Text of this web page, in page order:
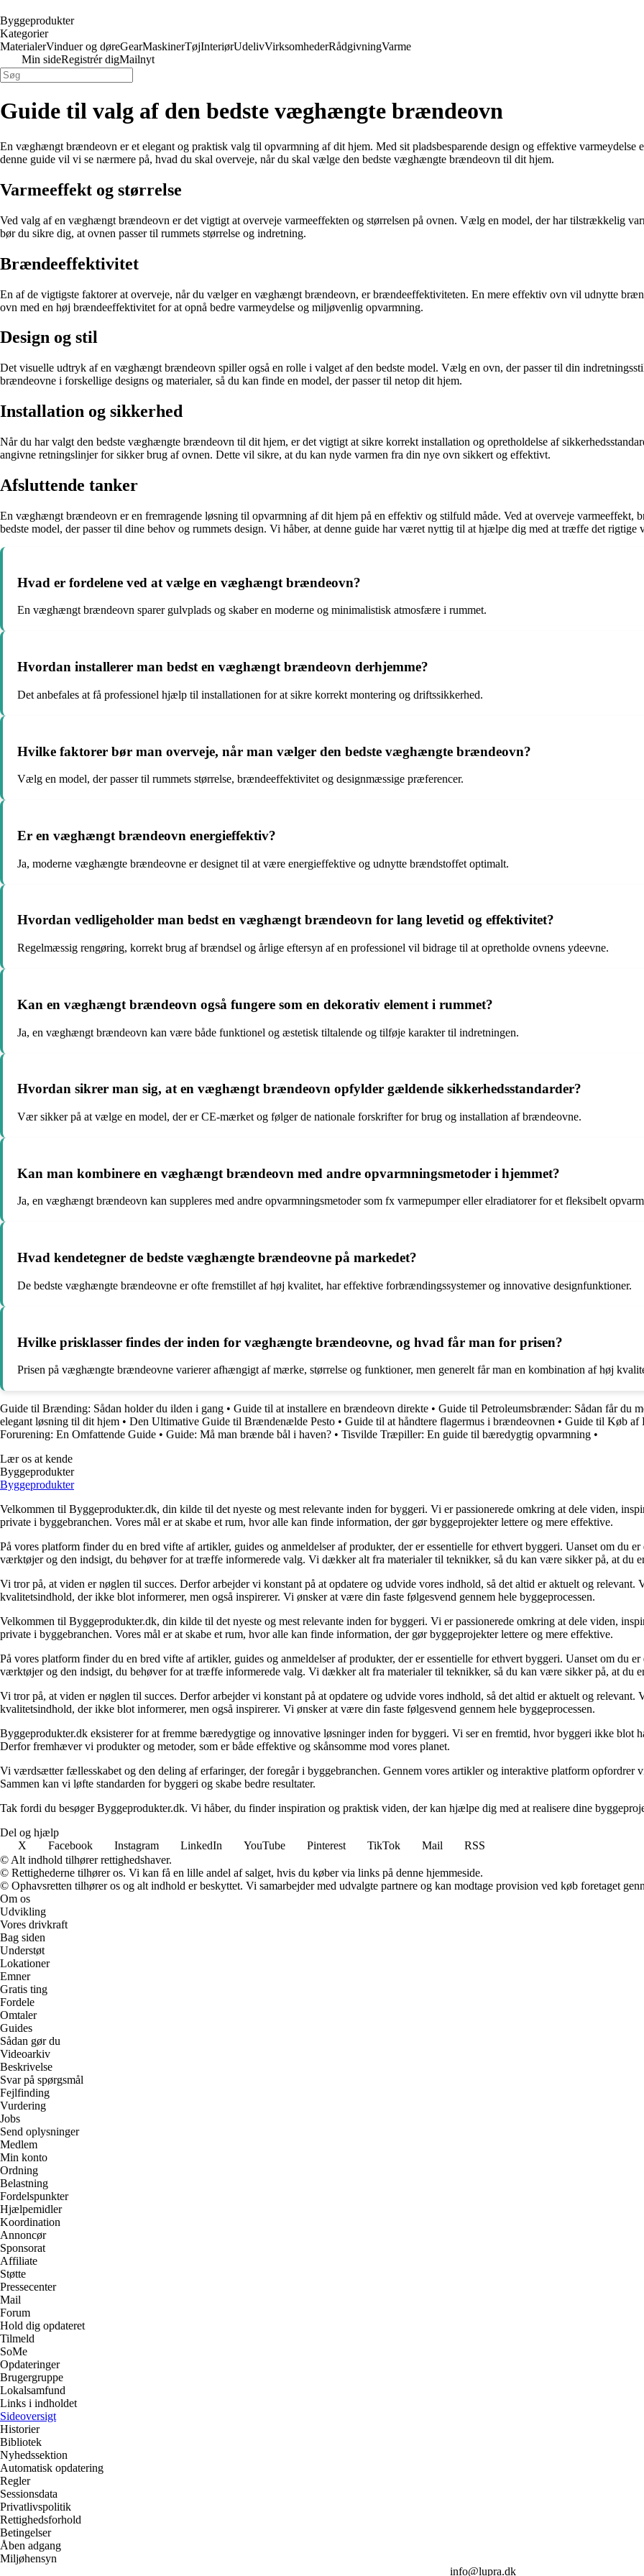
Byggeprodukter
Kategorier
MaterialerVinduer og døreGearMaskinerTøjInteriørUdelivVirksomhederRådgivningVarme
Min sideRegistrér digMailnyt
Guide til valg af den bedste væghængte brændeovn
En væghængt brændeovn er et elegant og praktisk valg til opvarmning af dit hjem. Med sit pladsbesparende design og effektive varmeydelse
denne guide vil vi se nærmere på, hvad du skal overveje, når du skal vælge den bedste væghængte brændeovn til dit hjem.
Varmeeffekt og størrelse
Ved valg af en væghængt brændeovn er det vigtigt at overveje varmeeffekten og størrelsen på ovnen. Vælg en model, der har tilstrækkelig
bør du sikre dig, at ovnen passer til rummets størrelse og indretning.
Brændeeffektivitet
En af de vigtigste faktorer at overveje, når du vælger en væghængt brændeovn, er brændeeffektiviteten. En mere effektiv ovn vil udnytte
ovn med en høj brændeeffektivitet for at opnå bedre varmeydelse og miljøvenlig opvarmning.
Design og stil
Det visuelle udtryk af en væghængt brændeovn spiller også en rolle i valget af den bedste model. Vælg en ovn, der passer til din
brændeovne i forskellige designs og materialer, så du kan finde en model, der passer til netop dit hjem.
Installation og sikkerhed
Når du har valgt den bedste væghængte brændeovn til dit hjem, er det vigtigt at sikre korrekt installation og opretholdelse af
angivne retningslinjer for sikker brug af ovnen. Dette vil sikre, at du kan nyde varmen fra din nye ovn sikkert og effektivt.
Afsluttende tanker
En væghængt brændeovn er en fremragende løsning til opvarmning af dit hjem på en effektiv og stilfuld måde. Ved at overveje varmeeffekt,
bedste model, der passer til dine behov og rummets design. Vi håber, at denne guide har været nyttig til at hjælpe dig med at træffe det
Hvad er fordelene ved at vælge en væghængt brændeovn?
En væghængt brændeovn sparer gulvplads og skaber en moderne og minimalistisk atmosfære i rummet.
Hvordan installerer man bedst en væghængt brændeovn derhjemme?
Det anbefales at få professionel hjælp til installationen for at sikre korrekt montering og driftssikkerhed.
Hvilke faktorer bør man overveje, når man vælger den bedste væghængte brændeovn?
Vælg en model, der passer til rummets størrelse, brændeeffektivitet og designmæssige præferencer.
Er en væghængt brændeovn energieffektiv?
Ja, moderne væghængte brændeovne er designet til at være energieffektive og udnytte brændstoffet optimalt.
Hvordan vedligeholder man bedst en væghængt brændeovn for lang levetid og effektivitet?
Regelmæssig rengøring, korrekt brug af brændsel og årlige eftersyn af en professionel vil bidrage til at opretholde ovnens ydeevne.
Kan en væghængt brændeovn også fungere som en dekorativ element i rummet?
Ja, en væghængt brændeovn kan være både funktionel og æstetisk tiltalende og tilføje karakter til indretningen.
Hvordan sikrer man sig, at en væghængt brændeovn opfylder gældende sikkerhedsstandarder?
Vær sikker på at vælge en model, der er CE-mærket og følger de nationale forskrifter for brug og installation af brændeovne.
Kan man kombinere en væghængt brændeovn med andre opvarmningsmetoder i hjemmet?
Ja, en væghængt brændeovn kan suppleres med andre opvarmningsmetoder som fx varmepumper eller elradiatorer for et fleksibelt
Hvad kendetegner de bedste væghængte brændeovne på markedet?
De bedste væghængte brændeovne er ofte fremstillet af høj kvalitet, har effektive forbrændingssystemer og innovative designfunktioner.
Hvilke prisklasser findes der inden for væghængte brændeovne, og hvad får man for prisen?
Prisen på væghængte brændeovne varierer afhængigt af mærke, størrelse og funktioner, men generelt får man en kombination af høj
Guide til Brænding: Sådan holder du ilden i gang • Guide til at installere en brændeovn direkte • Guide til Petroleumsbrænder: Sådan får du
elegant løsning til dit hjem • Den Ultimative Guide til Brændenælde Pesto • Guide til at håndtere flagermus i brændeovnen • Guide til Køb af
Forurening: En Omfattende Guide • Guide: Må man brænde bål i haven? • Tisvilde Træpiller: En guide til bæredygtig opvarmning •
Lær os at kende
Byggeprodukter
Byggeprodukter
Velkommen til Byggeprodukter.dk, din kilde til det nyeste og mest relevante inden for byggeri. Vi er passionerede omkring at dele viden,
private i byggebranchen. Vores mål er at skabe et rum, hvor alle kan finde information, der gør byggeprojekter lettere og mere effektive.
På vores platform finder du en bred vifte af artikler, guides og anmeldelser af produkter, der er essentielle for ethvert byggeri. Uanset om du
værktøjer og den indsigt, du behøver for at træffe informerede valg. Vi dækker alt fra materialer til teknikker, så du kan være sikker på, at du
Vi tror på, at viden er nøglen til succes. Derfor arbejder vi konstant på at opdatere og udvide vores indhold, så det altid er aktuelt og relevant.
kvalitetsindhold, der ikke blot informerer, men også inspirerer. Vi ønsker at være din faste følgesvend gennem hele byggeprocessen.
Velkommen til Byggeprodukter.dk, din kilde til det nyeste og mest relevante inden for byggeri. Vi er passionerede omkring at dele viden,
private i byggebranchen. Vores mål er at skabe et rum, hvor alle kan finde information, der gør byggeprojekter lettere og mere effektive.
På vores platform finder du en bred vifte af artikler, guides og anmeldelser af produkter, der er essentielle for ethvert byggeri. Uanset om du
værktøjer og den indsigt, du behøver for at træffe informerede valg. Vi dækker alt fra materialer til teknikker, så du kan være sikker på, at du
Vi tror på, at viden er nøglen til succes. Derfor arbejder vi konstant på at opdatere og udvide vores indhold, så det altid er aktuelt og relevant.
kvalitetsindhold, der ikke blot informerer, men også inspirerer. Vi ønsker at være din faste følgesvend gennem hele byggeprocessen.
Byggeprodukter.dk eksisterer for at fremme bæredygtige og innovative løsninger inden for byggeri. Vi ser en fremtid, hvor byggeri ikke blot
Derfor fremhæver vi produkter og metoder, som er både effektive og skånsomme mod vores planet.
Vi værdsætter fællesskabet og den deling af erfaringer, der foregår i byggebranchen. Gennem vores artikler og interaktive platform opfordrer
Sammen kan vi løfte standarden for byggeri og skabe bedre resultater.
Tak fordi du besøger Byggeprodukter.dk. Vi håber, du finder inspiration og praktisk viden, der kan hjælpe dig med at realisere dine
Del og hjælp
X
Facebook Instagram LinkedIn YouTube Pinterest TikTok Mail
RSS
© Alt indhold tilhører rettighedshaver.
© Rettighederne tilhører os. Vi kan få en lille andel af salget, hvis du køber via links på denne hjemmeside.
© Ophavsretten tilhører os og alt indhold er beskyttet. Vi samarbejder med udvalgte partnere og kan modtage provision ved køb foretaget
Om os
Udvikling
Vores drivkraft
Bag siden
Understøt
Lokationer
Emner
Gratis ting
Fordele
Omtaler
Guides
Sådan gør du
Videoarkiv
Beskrivelse
Svar på spørgsmål
Fejlfinding
Vurdering
Jobs
Send oplysninger
Medlem
Min konto
Ordning
Belastning
Fordelspunkter
Hjælpemidler
Koordination
Annoncør
Sponsorat
Affiliate
Støtte
Pressecenter
Mail
Forum
Hold dig opdateret
Tilmeld
SoMe
Opdateringer
Brugergruppe
Lokalsamfund
Links i indholdet
Sideoversigt
Historier
Bibliotek
Nyhedssektion
Automatisk opdatering
Regler
Sessionsdata
Privatlivspolitik
Rettighedsforhold
Betingelser
Åben adgang
Miljøhensyn
info@lupra.dk